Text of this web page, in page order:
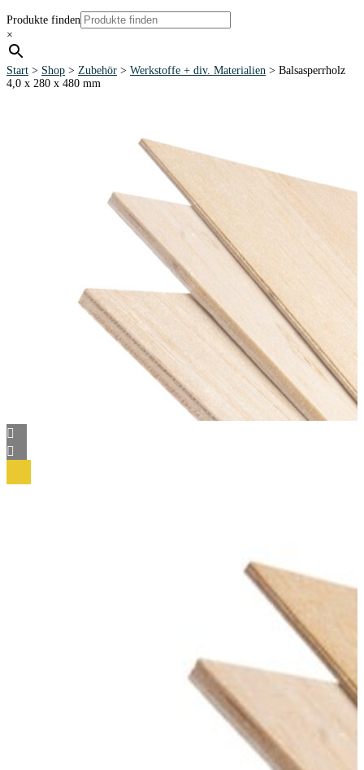
Produkte finden
×
Start > Shop > Zubehör > Werkstoffe + div. Materialien > Balsasperrholz
4,0 x 280 x 480 mm